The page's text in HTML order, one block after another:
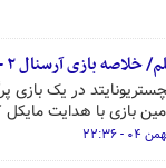
خلاصه بازی آرسنال ۲ - منچستریونایتد ۳
در یک بازی
بازی با هدایت